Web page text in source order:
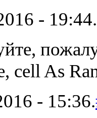
- 19:44.
cell As
- 15:36.